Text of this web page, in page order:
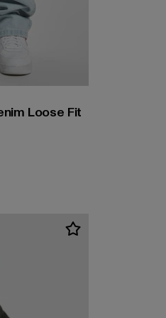
Loose Fit
89,99 EUR